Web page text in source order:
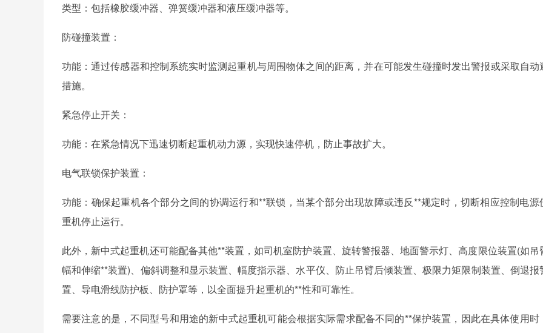
类型：包括橡胶缓冲器、弹簧缓冲器和液压缓冲器等。
防碰撞装置：
功能：通过传感器和控制系统实时监测起重机与周围物体之间的距离，并在可能发生碰撞时发出警报或采取自动
措施。
紧急停止开关：
功能：在紧急情况下迅速切断起重机动力源，实现快速停机，防止事故扩大。
电气联锁保护装置：
功能：确保起重机各个部分之间的协调运行和**联锁，当某个部分出现故障或违反**规定时，切断相应控制电源
重机停止运行。
此外，新中式起重机还可能配备其他**装置，如司机室防护装置、旋转警报器、地面警示灯、高度限位装置(如吊
幅和伸缩**装置)、偏斜调整和显示装置、幅度指示器、水平仪、防止吊臂后倾装置、极限力矩限制装置、倒退报
置、导电滑线防护板、防护罩等，以全面提升起重机的**性和可靠性。
需要注意的是，不同型号和用途的新中式起重机可能会根据实际需求配备不同的**保护装置，因此在具体使用时